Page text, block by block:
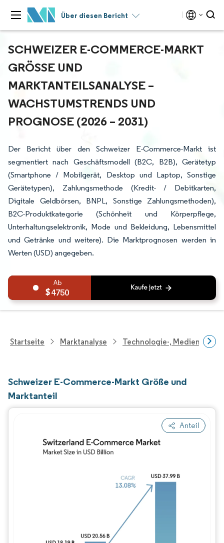
Über diesen Bericht
SCHWEIZER E-COMMERCE-MARKT
GRÖSSE UND M
ARKTANTEILSANALYSE – W
ACHSTUMSTRENDS UND P
ROGNOSE (2026 – 2031)
Der Bericht über den Schweizer E-Commerce-Markt ist
segmentiert nach Geschäftsmodell (B2C, B2B), Gerätetyp
(Smartphone / Mobilgerät, Desktop und Laptop, Sonstige
Gerätetypen), Zahlungsmethode (Kredit- / Debitkarten,
Digitale Geldbörsen, BNPL, Sonstige Zahlungsmethoden),
B2C-Produktkategorie (Schönheit und Körperpflege,
Unterhaltungselektronik, Mode und Bekleidung, Lebensmittel
und Getränke und weitere). Die Marktprognosen werden in
Werten (USD) angegeben.
4750
Startseite Marktanalyse Technologie-, Medien- Und
Schweizer E-Commerce-Markt Größe und
Marktanteil
Anteil
Bild © Mordor Intelligence.